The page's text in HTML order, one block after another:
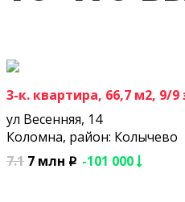
3-к. квартира, 66,7 м2, 9/9
ул Весенняя, 14
Коломна, район: Колычево
7.1 7 млн p -101 000